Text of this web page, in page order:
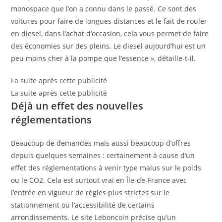
monospace que l’on a connu dans le passé. Ce sont des
voitures pour faire de longues distances et le fait de rouler
en diesel, dans l’achat d’occasion, cela vous permet de faire
des économies sur des pleins. Le diesel aujourd’hui est un
peu moins cher à la pompe que l’essence », détaille-t-il.
La suite après cette publicité
La suite après cette publicité
Déjà un effet des nouvelles
réglementations
Beaucoup de demandes mais aussi beaucoup d’offres
depuis quelques semaines : certainement à cause d’un
effet des réglementations à venir type malus sur le poids
ou le CO2. Cela est surtout vrai en Île-de-France avec
l’entrée en vigueur de règles plus strictes sur le
stationnement ou l’accessibilité de certains
arrondissements. Le site Leboncoin précise qu’un